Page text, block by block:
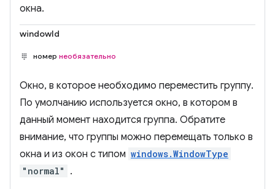
окна.
windowId
номер необязательно
Окно, в которое необходимо переместить группу.
По умолчанию используется окно, в котором в
данный момент находится группа. Обратите
внимание, что группы можно перемещать только в
окна и из окон с типом windows.WindowType
"normal"
.